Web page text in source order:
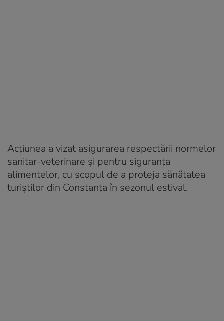
Acțiunea a vizat asigurarea respectării normelor
sanitar-veterinare și pentru siguranța
alimentelor, cu scopul de a proteja sănătatea
turiștilor din Constanța în sezonul estival.